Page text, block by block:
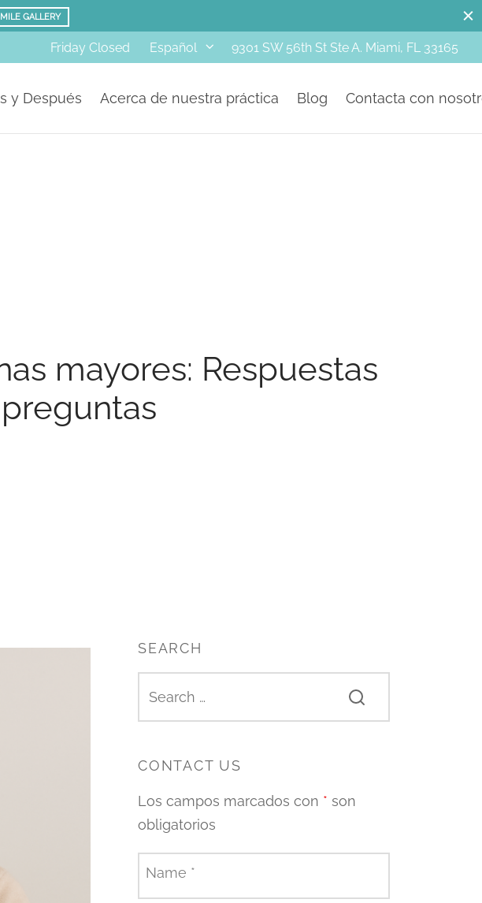
GALLERY
Friday Closed Español 9301 SW 56th St Ste A. Miami, FL 33165
y Después Acerca de nuestra práctica Blog Contacta con
mayores: Respuestas
SEARCH
CONTACT US
Los campos marcados con * son
obligatorios
Name *